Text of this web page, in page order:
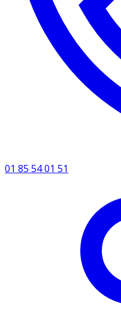
01 85 54 01 51